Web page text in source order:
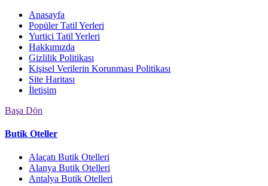
Anasayfa
Popüler Tatil Yerleri
Yurtiçi Tatil Yerleri
Hakkımızda
Gizlilik Politikası
Kişisel Verilerin Korunması Politikası
Site Haritası
İletişim
Başa Dön
Butik Oteller
Alaçatı Butik Otelleri
Alanya Butik Otelleri
Antalya Butik Otelleri